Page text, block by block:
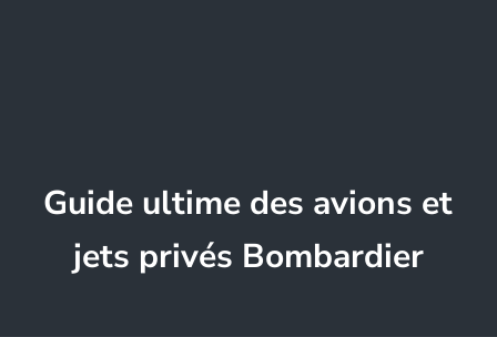
Guide ultime des avions et
jets privés Bombardier